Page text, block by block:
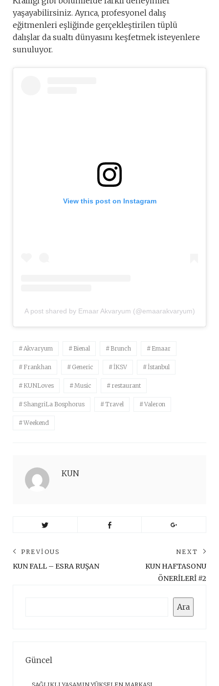
yaşayabilirsiniz. Ayrıca, profesyonel dalış
eğitmenleri eşliğinde gerçekleştirilen tüplü
dalışlar da sualtı dünyasını keşfetmek isteyenlere
sunuluyor.
View this post on Instagram
A post shared by Emaar Akvaryum (@emaarakvaryum)
Akvaryum Bienal Brunch Emaar
Frankhan Generic İKSV İstanbul
KUNLoves Music restaurant
ShangriLa Bosphorus Travel Valeron
Weekend
KUN
Yazı
gezinmesi
PREVIOUS
Previous
KUN FALL – ESRA RUŞAN
NEXT
KUN HAFTASONU
ÖNERİLERİ #2
Ara
Güncel